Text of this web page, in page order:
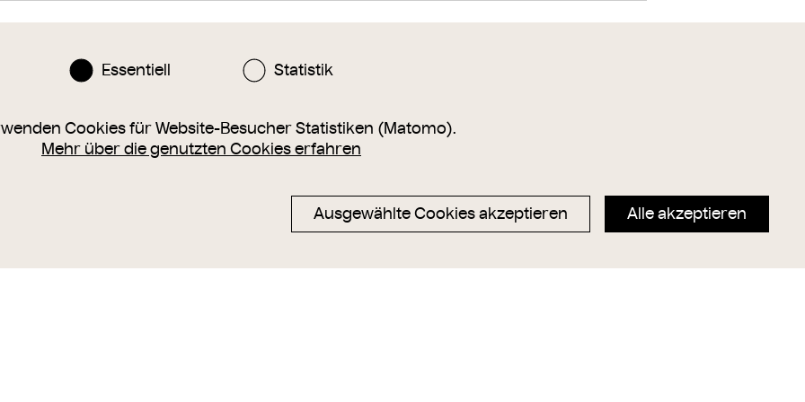
Essentiell Statistik
Cookies für Website-Besucher Statistiken (Matomo).
Mehr über die genutzten Cookies erfahren
Ausgewählte Cookies akzeptieren Alle akzeptieren
GND: Hans Makart